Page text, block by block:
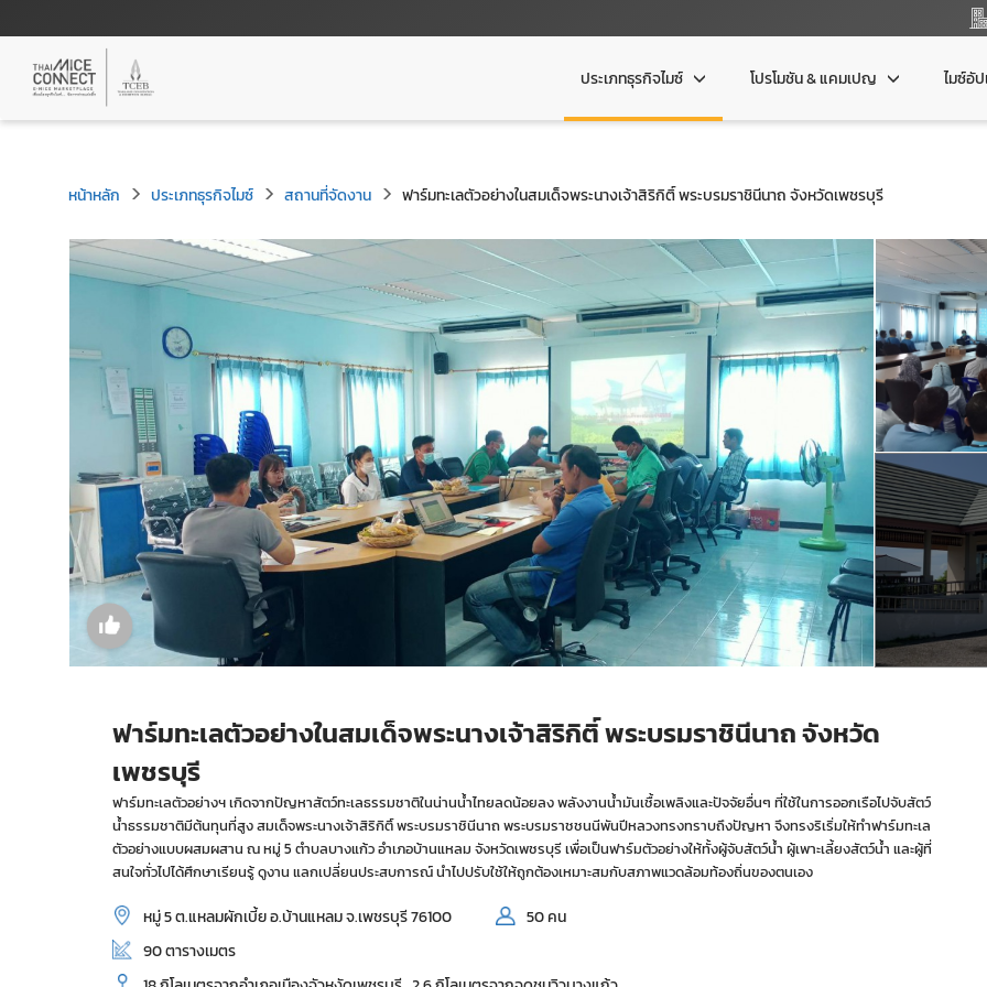
ประเภทธุรกิจไมซ์ โปรโมชัน & แคมเปญ ไมซ์อั
หน้าหลัก ประเภทธุรกิจไมซ์ สถานที่จัดงาน ฟาร์มทะเลตัวอย่างในสมเด็จพระนางเจ้าสิริกิติ์ พระบรมราชินีนาถ จังหวัดเพชรบุรี
ฟาร์มทะเลตัวอย่างในสมเด็จพระนางเจ้าสิริกิติ์ พระบรมราชินีนาถ จังหวัด
เพชรบุรี
ฟาร์มทะเลตัวอย่างฯ เกิดจากปัญหาสัตว์ทะเลธรรมชาติในน่านน้ำไทยลดน้อยลง พลังงานน้ำมันเชื้อเพลิงและปัจจัยอื่นๆ ที่ใช้ในการออกเรือไปจับสัตว์
น้ำธรรมชาติมีต้นทุนที่สูง สมเด็จพระนางเจ้าสิริกิติ์ พระบรมราชินีนาถ พระบรมราชชนนีพันปีหลวงทรงทราบถึงปัญหา จึงทรงริเริ่มให้ทำฟาร์มทะเล
ตัวอย่างแบบผสมผสาน ณ หมู่ 5 ตำบลบางแก้ว อำเภอบ้านแหลม จังหวัดเพชรบุรี เพื่อเป็นฟาร์มตัวอย่างให้ทั้งผู้จับสัตว์น้ำ ผู้เพาะเลี้ยงสัตว์น้ำ และผู้ที่
สนใจทั่วไปได้ศึกษาเรียนรู้ ดูงาน แลกเปลี่ยนประสบการณ์ นำไปปรับใช้ให้ถูกต้องเหมาะสมกับสภาพแวดล้อมท้องถิ่นของตนเอง
หมู่ 5 ต.แหลมผักเบี้ย อ.บ้านแหลม จ.เพชรบุรี 76100
50 คน
90 ตารางเมตร